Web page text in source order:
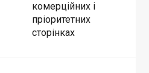
комерційних і
пріоритетних
сторінках